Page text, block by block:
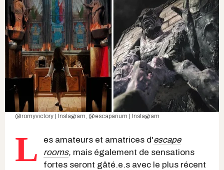
@romyvictory | Instagram, @escaparium | Instagram
L es amateurs et amatrices d'escape
rooms, mais également de sensations
fortes seront gâté.e.s avec le plus récent